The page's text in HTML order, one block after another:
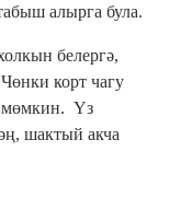
алырга була.
белергә,
корт чагу
мөмкин. Үз
шактый акча